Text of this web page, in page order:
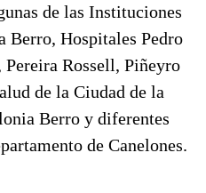
de las Instituciones
Berro, Hospitales Pedro
Pereira Rossell, Piñeyro
de la Ciudad de la
Berro y diferentes
de Canelones.